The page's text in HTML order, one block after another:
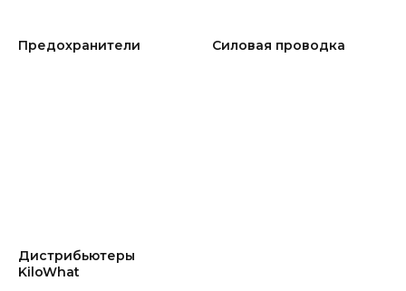
Предохранители Силовая проводка
Дистрибьютеры
KiloWhat